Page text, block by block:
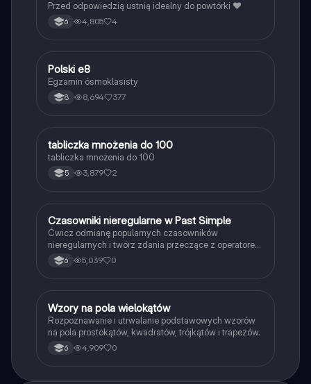
Przed odpowiedzią ustnią idealny do powtórki ❤️
6 4,805 4
Język polski
Polski e8
Egzamin ósmoklasisty
8 8,694 377
TMatematyka
tabliczka mnożenia do 100
tabliczka mnożenia do 100
5 3,879 2
CJęzyk angielski
Czasowniki nieregularne w Past Simple
Ćwicz odmianę popularnych czasowników
nieregularnych i twórz zdania przeczące z operatorem
didn't w czasie Past Simple.
6 5,039 0
WMatematyka
Wzory na pola wielokątów
Rozpoznawanie i utrwalanie podstawowych wzorów
na pola prostokątów, kwadratów, trójkątów i trapezów.
6 4,909 0